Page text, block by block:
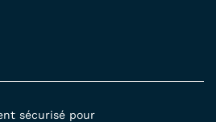
sécurisé pour